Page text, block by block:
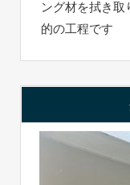
ング材を拭き取
的の工程です